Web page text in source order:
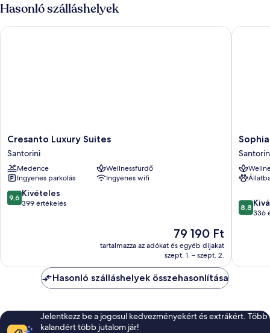
Hasonló szálláshelyek
Cresanto
Luxury
Suites
Santorini
Cresanto Luxury Suites
Santorini
Medence
Wellnessfürdő
Ingyenes parkolás
Ingyenes wifi
9.6
ennyiből:
9,6 Kivételes
399 értékelés
Az
ár
79 190 Ft
79 190 Ft
tartalmazza az adókat és egyéb díjakat
szept. 1. – szept. 2.
Cresanto Luxury Suites
Sophia
Luxury
Suites
8.8
8,8
336
Sophia
Hasonló szálláshelyek összehasonlítása
Jelentkezz be a jogosul kedvezményekért és extrákért. Több
kalandért több jutalom jár!